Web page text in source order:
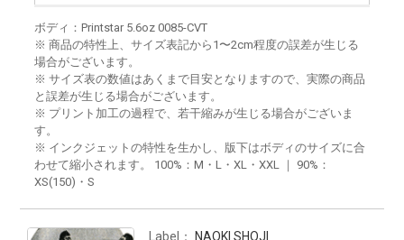
ボディ：Printstar 5.6oz 0085-CVT
※ 商品の特性上、サイズ表記から1〜2cm程度の誤差が生じる
場合がございます。
※ サイズ表の数値はあくまで目安となりますので、実際の商品
と誤差が生じる場合がございます。
※ プリント加工の過程で、若干縮みが生じる場合がございま
す。
※ インクジェットの特性を生かし、版下はボディのサイズに合
わせて縮小されます。 100%：M・L・XL・XXL ｜ 90%：
XS(150)・S
Label：
NAOKI SHOJI